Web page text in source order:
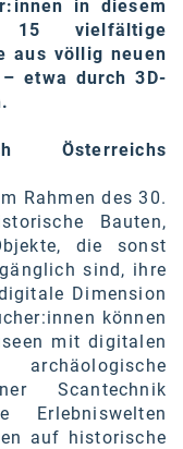
in diesem
15 vielfältige
aus völlig neuen
etwa durch 3D-
Österreichs
Rahmen des 30.
Bauten,
die sonst
sind, ihre
Dimension
können
mit digitalen
archäologische
Scantechnik
auf historische